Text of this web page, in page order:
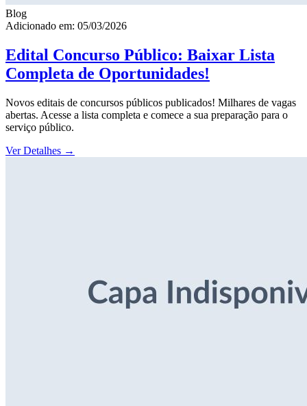
Blog
Adicionado em: 05/03/2026
Edital Concurso Público: Baixar Lista
Completa de Oportunidades!
Novos editais de concursos públicos publicados! Milhares de vagas
abertas. Acesse a lista completa e comece a sua preparação para o
serviço público.
Ver Detalhes →